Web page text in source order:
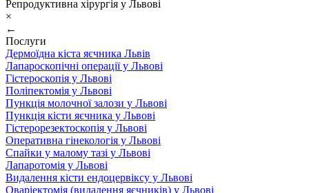
Репродуктивна хірургія у Львові
×
←
Послуги
Дермоїдна кіста яєчника Львів
Лапароскопічні операції у Львові
Гістероскопія у Львові
Поліпектомія у Львові
Пункція молочної залози у Львові
Пункція кісти яєчника у Львові
Гістерорезектоскопія у Львові
Оперативна гінекологія у Львові
Спайки у малому тазі у Львові
Лапаротомія у Львові
Видалення кісти ендоцервіксу у Львові
Оваріектомія (видалення яєчників) у Львові